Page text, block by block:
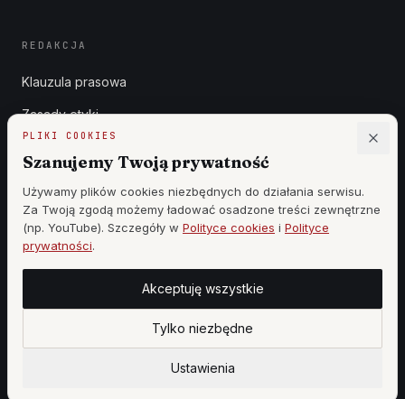
PLIKI COOKIES
Szanujemy Twoją prywatność
Używamy plików cookies niezbędnych do działania serwisu.
Za Twoją zgodą możemy ładować osadzone treści zewnętrzne
(np. YouTube). Szczegóły w Polityce cookies i Polityce
prywatności.
Akceptuję wszystkie
Tylko niezbędne
Ustawienia
REDAKCJA
Klauzula prasowa
Zasady etyki
Cennik
StronyzAI.pl
Ustawienia cookiesPANEL REDAKCJI